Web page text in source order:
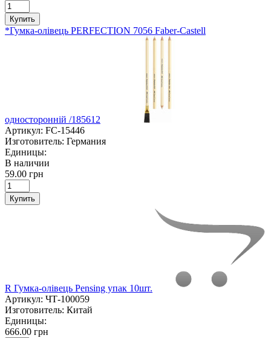
Купить
*Гумка-олівець PERFECTION 7056 Faber-Castell
односторонній /185612
Артикул: FC-15446
Изготовитель: Германия
Единицы:
В наличии
59.00 грн
Купить
R Гумка-олівець Pensing упак 10шт.
Артикул: ЧТ-100059
Изготовитель: Китай
Единицы:
666.00 грн